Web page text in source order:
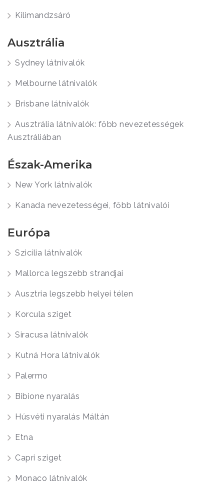
Kilimandzsáró
Ausztrália
Sydney látnivalók
Melbourne látnivalók
Brisbane látnivalók
Ausztrália látnivalók: főbb nevezetességek
Ausztráliában
Észak-Amerika
New York látnivalók
Kanada nevezetességei, főbb látnivalói
Európa
Szicília látnivalók
Mallorca legszebb strandjai
Ausztria legszebb helyei télen
Korcula sziget
Siracusa látnivalók
Kutná Hora látnivalók
Palermo
Bibione nyaralás
Húsvéti nyaralás Máltán
Etna
Capri sziget
Monaco látnivalók